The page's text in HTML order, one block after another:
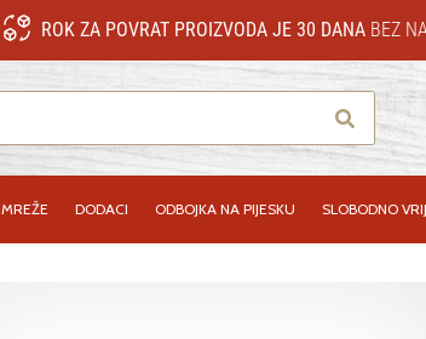
ROK ZA POVRAT PROIZVODA JE 30 DANABEZ
MREŽE DODACI ODBOJKA NA PIJESKU SLOBODNO